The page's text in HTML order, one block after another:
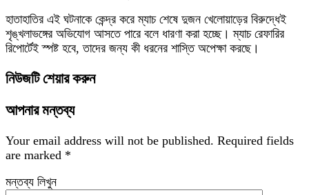
হাতাহাতির এই ঘটনাকে কেন্দ্র করে ম্যাচ শেষে দুজন খেলোয়াড়ের বিরুদ্ধেই
শৃঙ্খলাভঙ্গের অভিযোগ আসতে পারে বলে ধারণা করা হচ্ছে। ম্যাচ রেফারির
রিপোর্টেই স্পষ্ট হবে, তাদের জন্য কী ধরনের শাস্তি অপেক্ষা করছে।
নিউজটি শেয়ার করুন
আপনার মন্তব্য
Your email address will not be published. Required fields
are marked *
মন্তব্য লিখুন